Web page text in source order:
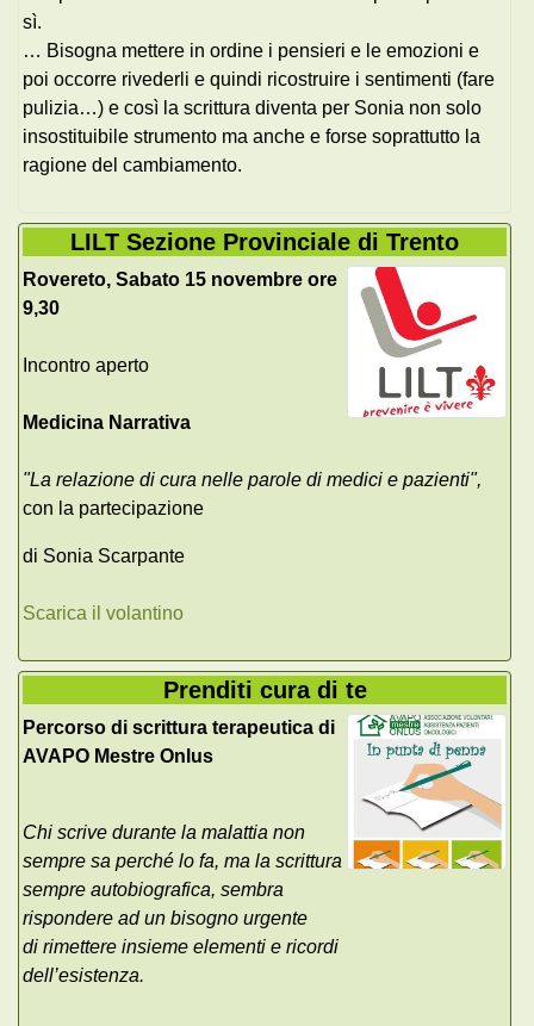
sì.
… Bisogna mettere in ordine i pensieri e le emozioni e
poi occorre rivederli e quindi ricostruire i sentimenti (fare
pulizia…) e così la scrittura diventa per Sonia non solo
insostituibile strumento ma anche e forse soprattutto la
ragione del cambiamento.
LILT Sezione Provinciale di Trento
Rovereto, Sabato 15 novembre ore
9,30
Incontro aperto
Medicina Narrativa
"La relazione di cura nelle parole di medici e pazienti",
con la partecipazione
di Sonia Scarpante
Scarica il volantino
Prenditi cura di te
Percorso di scrittura terapeutica di
AVAPO Mestre Onlus
Chi scrive durante la malattia non
sempre sa perché lo fa, ma la scrittura
sempre autobiografica, sembra
rispondere ad un bisogno urgente
di rimettere insieme elementi e ricordi
dell’esistenza.